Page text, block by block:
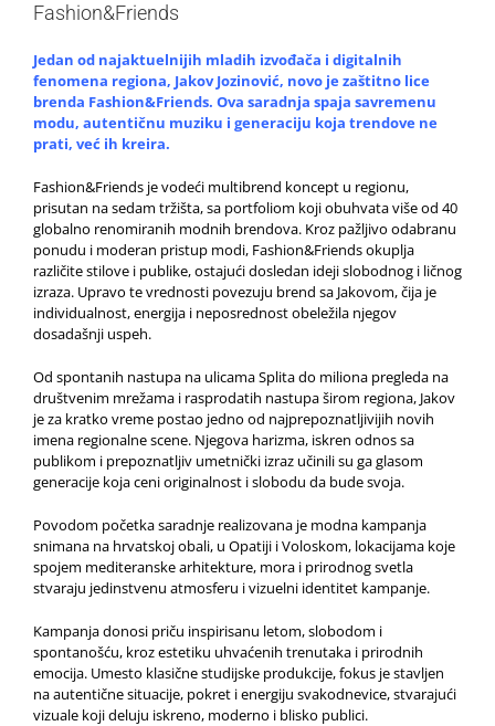
Fashion&Friends
Jedan od najaktuelnijih mladih izvođača i digitalnih
fenomena regiona, Jakov Jozinović, novo je zaštitno lice
brenda Fashion&Friends. Ova saradnja spaja savremenu
modu, autentičnu muziku i generaciju koja trendove ne
prati, već ih kreira.
Fashion&Friends je vodeći multibrend koncept u regionu,
prisutan na sedam tržišta, sa portfoliom koji obuhvata više od 40
globalno renomiranih modnih brendova. Kroz pažljivo odabranu
ponudu i moderan pristup modi, Fashion&Friends okuplja
različite stilove i publike, ostajući dosledan ideji slobodnog i ličnog
izraza. Upravo te vrednosti povezuju brend sa Jakovom, čija je
individualnost, energija i neposrednost obeležila njegov
dosadašnji uspeh.
Od spontanih nastupa na ulicama Splita do miliona pregleda na
društvenim mrežama i rasprodatih nastupa širom regiona, Jakov
je za kratko vreme postao jedno od najprepoznatljivijih novih
imena regionalne scene. Njegova harizma, iskren odnos sa
publikom i prepoznatljiv umetnički izraz učinili su ga glasom
generacije koja ceni originalnost i slobodu da bude svoja.
Povodom početka saradnje realizovana je modna kampanja
snimana na hrvatskoj obali, u Opatiji i Voloskom, lokacijama koje
spojem mediteranske arhitekture, mora i prirodnog svetla
stvaraju jedinstvenu atmosferu i vizuelni identitet kampanje.
Kampanja donosi priču inspirisanu letom, slobodom i
spontanošću, kroz estetiku uhvaćenih trenutaka i prirodnih
emocija. Umesto klasične studijske produkcije, fokus je stavljen
na autentične situacije, pokret i energiju svakodnevice, stvarajući
vizuale koji deluju iskreno, moderno i blisko publici.